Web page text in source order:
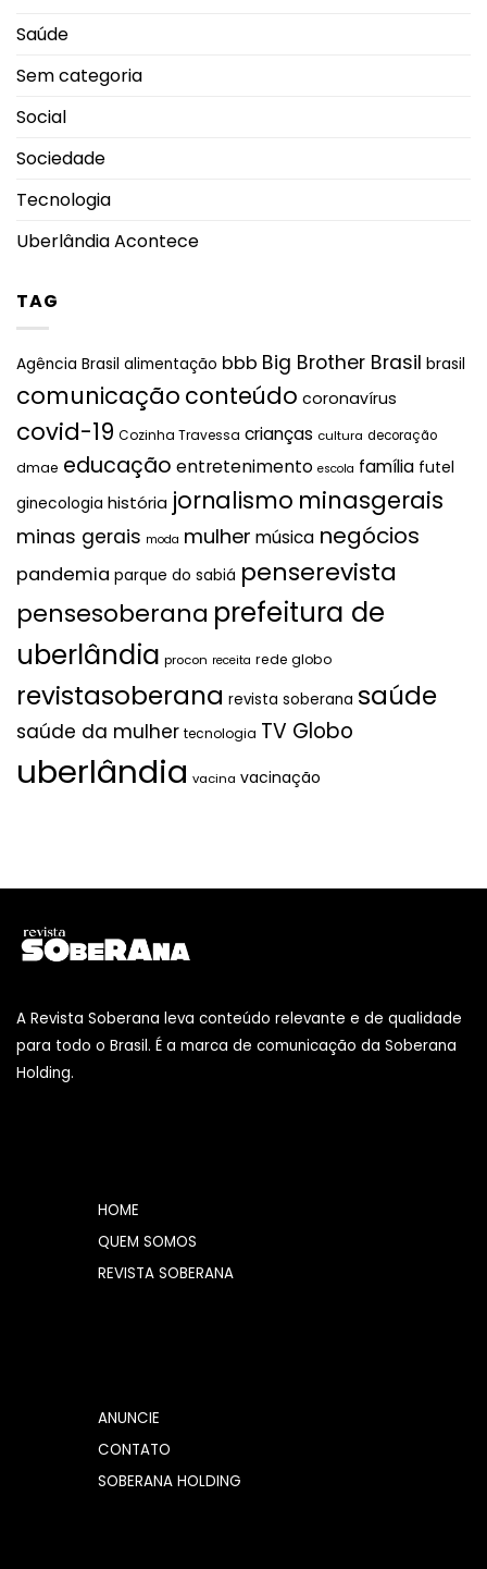
Saúde
Sem categoria
Social
Sociedade
Tecnologia
Uberlândia Acontece
TAG
Agência Brasil alimentação bbb Big Brother Brasil brasil
comunicação conteúdo coronavírus
covid-19 Cozinha Travessa crianças cultura decoração
dmae educação entretenimento escola família futel
ginecologia história jornalismo minasgerais
minas gerais moda mulher música negócios
pandemia parque do sabiá penserevista
pensesoberana prefeitura de
uberlândia procon receita rede globo
revistasoberana revista soberana saúde
saúde da mulher tecnologia TV Globo
uberlândia vacina vacinação
A Revista Soberana leva conteúdo relevante e de qualidade
para todo o Brasil. É a marca de comunicação da Soberana
Holding.
HOME
QUEM SOMOS
REVISTA SOBERANA
ANUNCIE
CONTATO
SOBERANA HOLDING